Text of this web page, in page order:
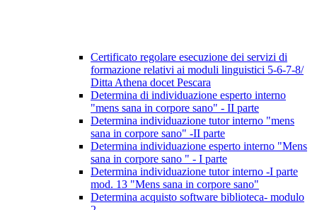
Certificato regolare esecuzione dei servizi di
formazione relativi ai moduli linguistici 5-6-7-8/
Ditta Athena docet Pescara
Determina di individuazione esperto interno
"mens sana in corpore sano" - II parte
Determina individuazione tutor interno "mens
sana in corpore sano" -II parte
Determina individuazione esperto interno "Mens
sana in corpore sano " - I parte
Determina individuazione tutor interno -I parte
mod. 13 "Mens sana in corpore sano"
Determina acquisto software biblioteca- modulo